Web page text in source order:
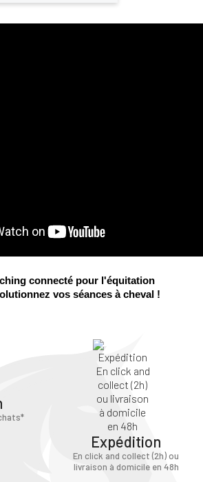
connecté pour l'équitation
vos séances à cheval !
Expédition
En click and collect (2h) ou
livraison à domicile en 48h